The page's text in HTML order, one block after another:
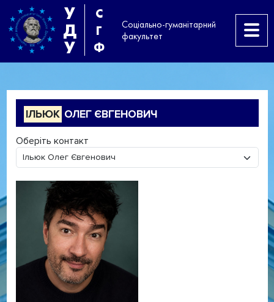
У
Д
У
С
Г
Ф
Соціально-гуманітарний
факультет
ІЛЬЮК ОЛЕГ ЄВГЕНОВИЧ
Оберіть контакт